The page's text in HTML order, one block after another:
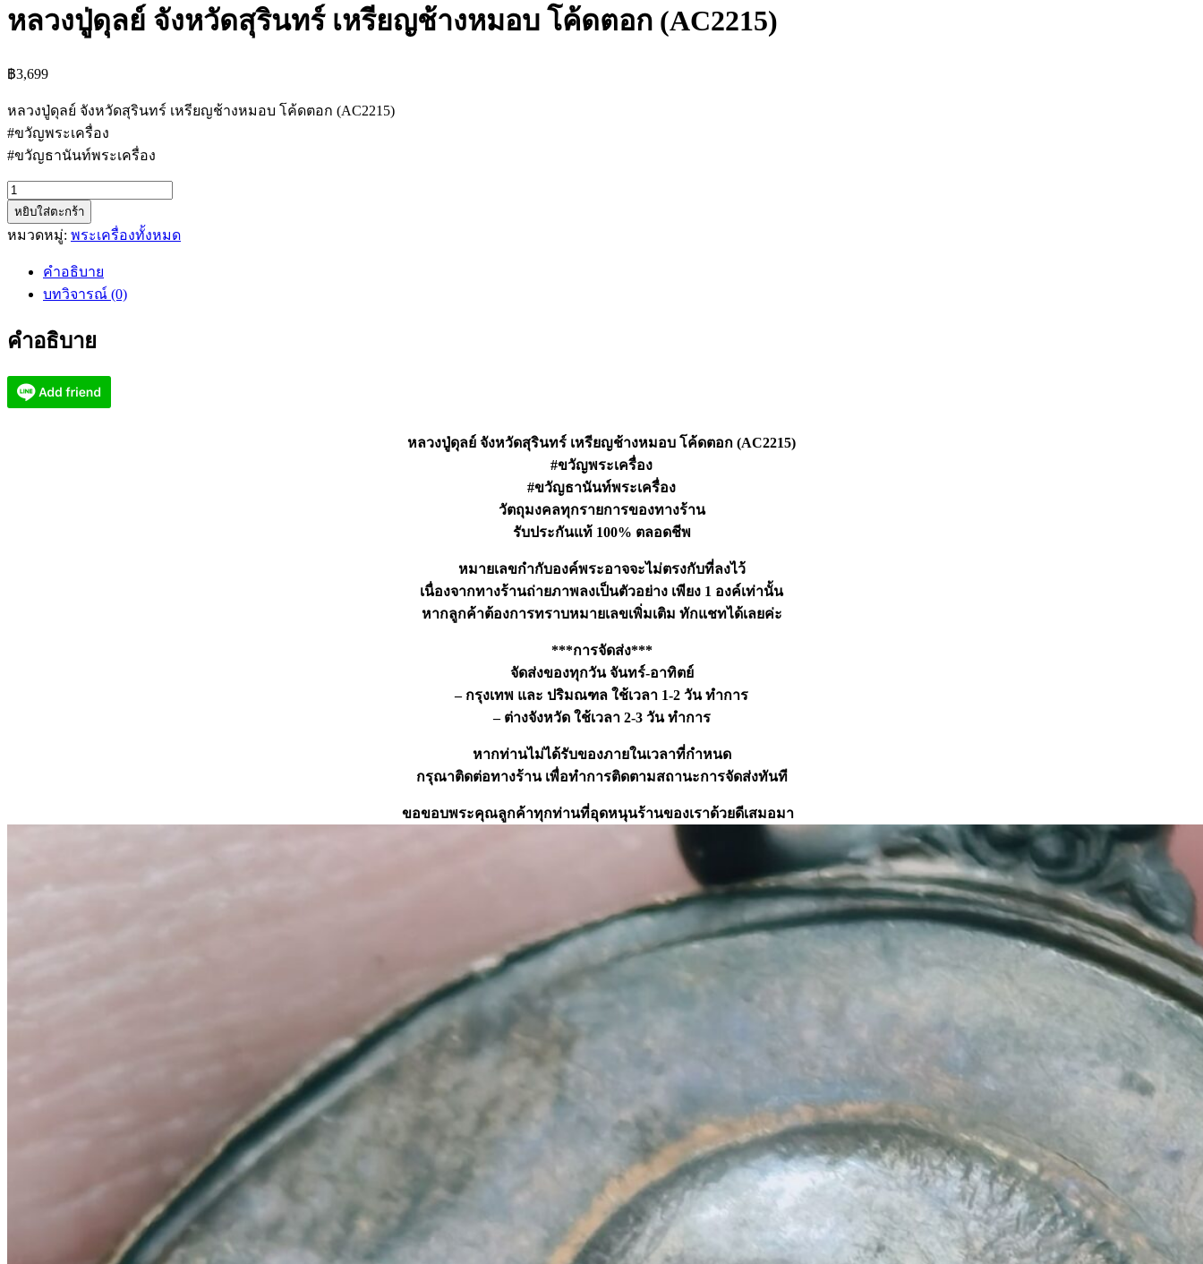
หลวงปู่ดุลย์ จังหวัดสุรินทร์ เหรียญช้างหมอบ โค้ดตอก (AC2215)
฿3,699
หลวงปู่ดุลย์ จังหวัดสุรินทร์ เหรียญช้างหมอบ โค้ดตอก (AC2215)
#ขวัญพระเครื่อง
#ขวัญธานันท์พระเครื่อง
จำนวน
หลวง
ปู่
จังหวัด
สุรินทร์
ช้าง
โค้ด
หยิบใส่ตะกร้า
หมวดหมู่: พระเครื่องทั้งหมด
คำอธิบาย
บทวิจารณ์ (0)
คำอธิบาย
หลวงปู่ดุลย์ จังหวัดสุรินทร์ เหรียญช้างหมอบ โค้ดตอก (AC2215)
#ขวัญพระเครื่อง
#ขวัญธานันท์พระเครื่อง
วัตถุมงคลทุกรายการของทางร้าน
รับประกันแท้ 100% ตลอดชีพ
หมายเลขกำกับองค์พระอาจจะไม่ตรงกับที่ลงไว้
เนื่องจากทางร้านถ่ายภาพลงเป็นตัวอย่าง เพียง 1 องค์เท่านั้น
หากลูกค้าต้องการทราบหมายเลขเพิ่มเติม ทักแชทได้เลยค่ะ
***การจัดส่ง***
จัดส่งของทุกวัน จันทร์-อาทิตย์
– กรุงเทพ และ ปริมณฑล ใช้เวลา 1-2 วัน ทำการ
– ต่างจังหวัด ใช้เวลา 2-3 วัน ทำการ
หากท่านไม่ได้รับของภายในเวลาที่กำหนด
กรุณาติดต่อทางร้าน เพื่อทำการติดตามสถานะการจัดส่งทันที
ขอขอบพระคุณลูกค้าทุกท่านที่อุดหนุนร้านของเราด้วยดีเสมอมา